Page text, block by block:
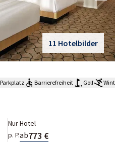
11 Hotelbilder
Parkplatz Barrierefreiheit Golf
Nur Hotel
p. P.ab773 €